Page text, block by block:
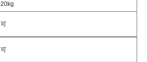
20kg
可
可